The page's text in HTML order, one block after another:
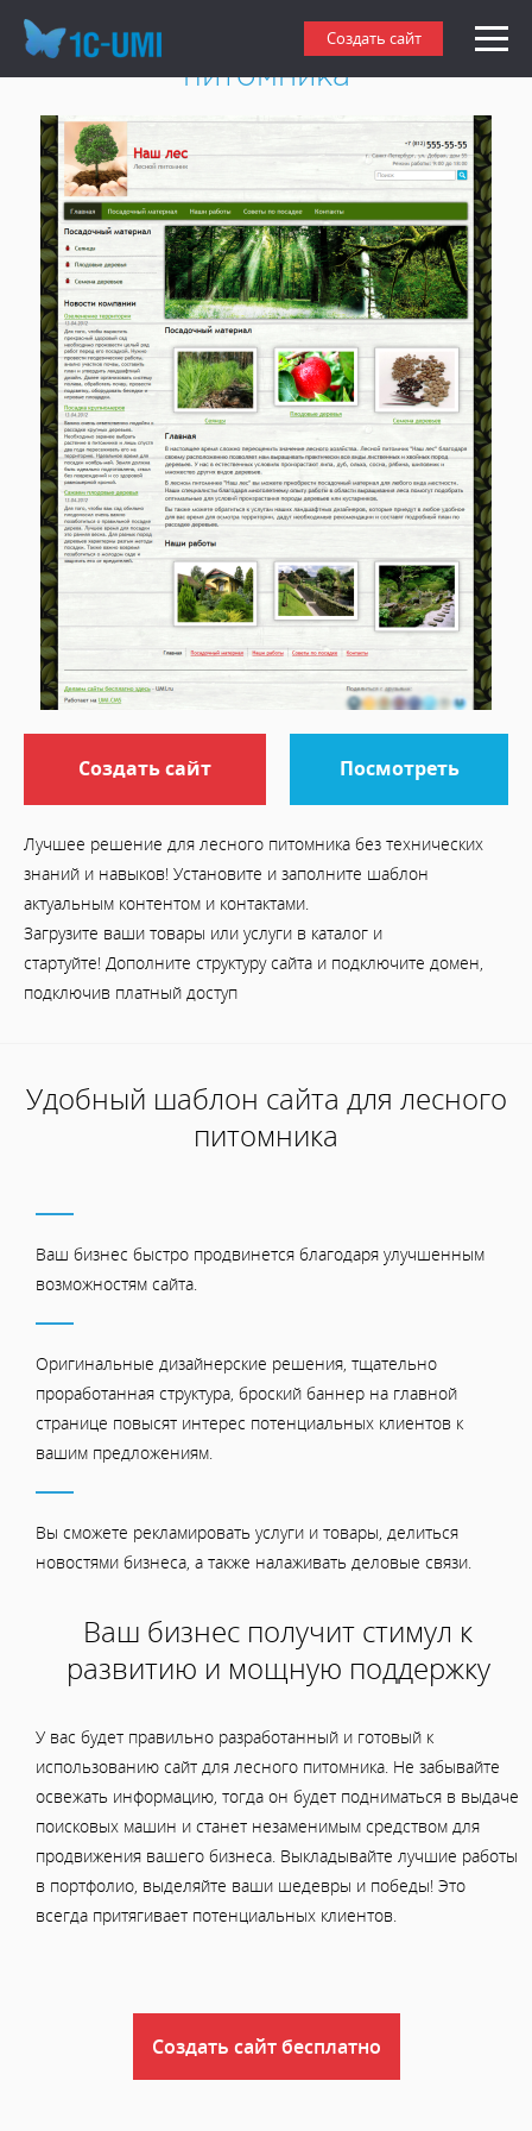
Создать сайт
Создать сайт лесного
питомника
Создать сайт Посмотреть
Лучшее решение для лесного питомника без технических
знаний и навыков! Установите и заполните шаблон
актуальным контентом и контактами.
Загрузите ваши товары или услуги в каталог и
стартуйте! Дополните структуру сайта и подключите домен,
подключив платный доступ
Удобный шаблон сайта для лесного
питомника
Ваш бизнес быстро продвинется благодаря улучшенным
возможностям сайта.
Оригинальные дизайнерские решения, тщательно
проработанная структура, броский баннер на главной
странице повысят интерес потенциальных клиентов к
вашим предложениям.
Вы сможете рекламировать услуги и товары, делиться
новостями бизнеса, а также налаживать деловые связи.
Ваш бизнес получит стимул к
развитию и мощную поддержку
У вас будет правильно разработанный и готовый к
использованию сайт для лесного питомника. Не забывайте
освежать информацию, тогда он будет подниматься в выдаче
поисковых машин и станет незаменимым средством для
продвижения вашего бизнеса. Выкладывайте лучшие работы
в портфолио, выделяйте ваши шедевры и победы! Это
всегда притягивает потенциальных клиентов.
Создать сайт бесплатно